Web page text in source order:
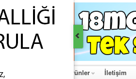
Ürünler İletişim